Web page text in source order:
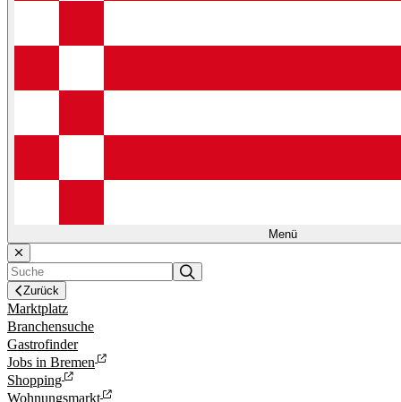
Menü
Zurück
Marktplatz
Branchensuche
Gastrofinder
Jobs in Bremen
Shopping
Wohnungsmarkt